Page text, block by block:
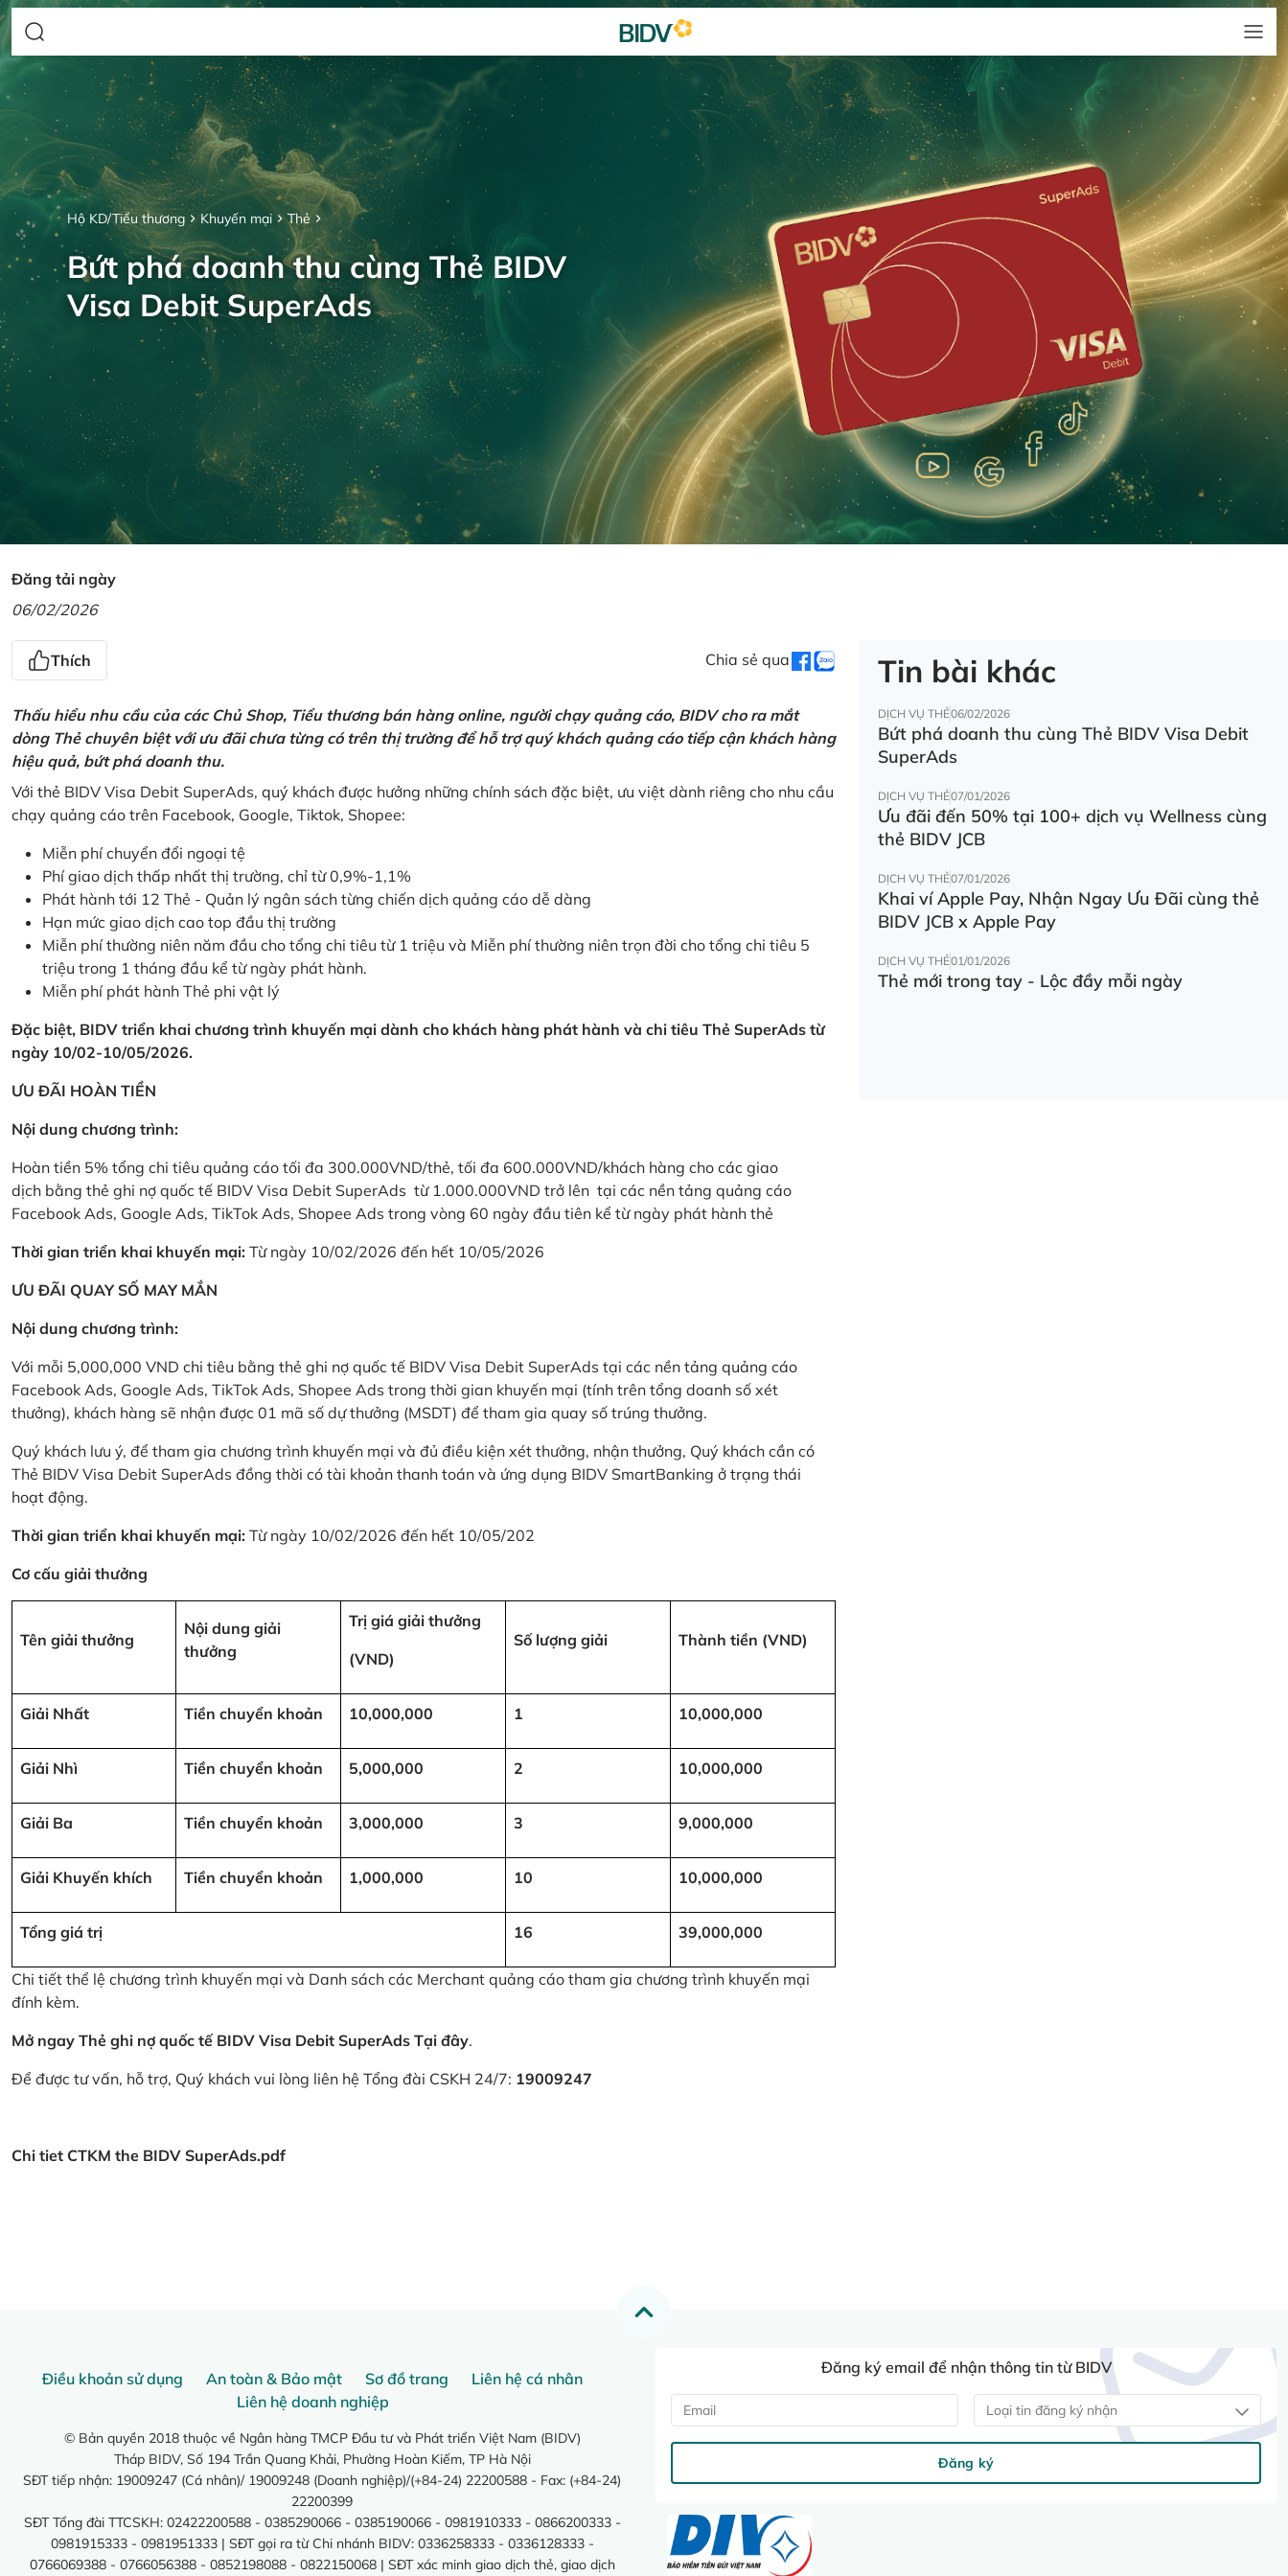
Hộ KD/Tiểu thương Khuyến mại Thẻ
Bứt phá doanh thu cùng Thẻ BIDV
Visa Debit SuperAds
Đăng tải ngày
06/02/2026
Thích Chia sẻ qua
Thấu hiểu nhu cầu của các Chủ Shop, Tiểu thương bán hàng online, người chạy quảng cáo, BIDV cho ra mắt
dòng Thẻ chuyên biệt với ưu đãi chưa từng có trên thị trường để hỗ trợ quý khách quảng cáo tiếp cận khách hàng
hiệu quả, bứt phá doanh thu.
Với thẻ BIDV Visa Debit SuperAds, quý khách được hưởng những chính sách đặc biệt, ưu việt dành riêng cho nhu cầu
chạy quảng cáo trên Facebook, Google, Tiktok, Shopee:
Miễn phí chuyển đổi ngoại tệ
Phí giao dịch thấp nhất thị trường, chỉ từ 0,9%-1,1%
Phát hành tới 12 Thẻ - Quản lý ngân sách từng chiến dịch quảng cáo dễ dàng
Hạn mức giao dịch cao top đầu thị trường
Miễn phí thường niên năm đầu cho tổng chi tiêu từ 1 triệu và Miễn phí thường niên trọn đời cho tổng chi tiêu 5
triệu trong 1 tháng đầu kể từ ngày phát hành.
Miễn phí phát hành Thẻ phi vật lý
Đặc biệt, BIDV triển khai chương trình khuyến mại dành cho khách hàng phát hành và chi tiêu Thẻ SuperAds từ
ngày 10/02-10/05/2026.
ƯU ĐÃI HOÀN TIỀN
Nội dung chương trình:
Hoàn tiền 5% tổng chi tiêu quảng cáo tối đa 300.000VND/thẻ, tối đa 600.000VND/khách hàng cho các giao
dịch bằng thẻ ghi nợ quốc tế BIDV Visa Debit SuperAds từ 1.000.000VND trở lên tại các nền tảng quảng cáo
Facebook Ads, Google Ads, TikTok Ads, Shopee Ads trong vòng 60 ngày đầu tiên kể từ ngày phát hành thẻ
Thời gian triển khai khuyến mại: Từ ngày 10/02/2026 đến hết 10/05/2026
ƯU ĐÃI QUAY SỐ MAY MẮN
Nội dung chương trình:
Với mỗi 5,000,000 VND chi tiêu bằng thẻ ghi nợ quốc tế BIDV Visa Debit SuperAds tại các nền tảng quảng cáo
Facebook Ads, Google Ads, TikTok Ads, Shopee Ads trong thời gian khuyến mại (tính trên tổng doanh số xét
thưởng), khách hàng sẽ nhận được 01 mã số dự thưởng (MSDT) để tham gia quay số trúng thưởng.
Quý khách lưu ý, để tham gia chương trình khuyến mại và đủ điều kiện xét thưởng, nhận thưởng, Quý khách cần có
Thẻ BIDV Visa Debit SuperAds đồng thời có tài khoản thanh toán và ứng dụng BIDV SmartBanking ở trạng thái
hoạt động.
Thời gian triển khai khuyến mại: Từ ngày 10/02/2026 đến hết 10/05/202
Cơ cấu giải thưởng
Tên giải thưởng
Nội dung giải
thưởng
Trị giá giải thưởng
(VND)
Số lượng giải Thành tiền (VND)
Giải Nhất Tiền chuyển khoản 10,000,000 1 10,000,000
Giải Nhì Tiền chuyển khoản 5,000,000 2 10,000,000
Giải Ba Tiền chuyển khoản 3,000,000 3 9,000,000
Giải Khuyến khích Tiền chuyển khoản 1,000,000 10 10,000,000
Tổng giá trị 16 39,000,000
Chi tiết thể lệ chương trình khuyến mại và Danh sách các Merchant quảng cáo tham gia chương trình khuyến mại
đính kèm.
Mở ngay Thẻ ghi nợ quốc tế BIDV Visa Debit SuperAds Tại đây.
Để được tư vấn, hỗ trợ, Quý khách vui lòng liên hệ Tổng đài CSKH 24/7: 19009247
Chi tiet CTKM the BIDV SuperAds.pdf
Tin bài khác
DỊCH VỤ THẺ06/02/2026
Bứt phá doanh thu cùng Thẻ BIDV Visa Debit
SuperAds
DỊCH VỤ THẺ07/01/2026
Ưu đãi đến 50% tại 100+ dịch vụ Wellness cùng
thẻ BIDV JCB
DỊCH VỤ THẺ07/01/2026
Khai ví Apple Pay, Nhận Ngay Ưu Đãi cùng thẻ
BIDV JCB x Apple Pay
DỊCH VỤ THẺ01/01/2026
Thẻ mới trong tay - Lộc đầy mỗi ngày
Điều khoản sử dụng An toàn & Bảo mật Sơ đồ trang
Liên hệ cá nhân
Liên hệ doanh nghiệp
© Bản quyền 2018 thuộc về Ngân hàng TMCP Đầu tư và Phát triển Việt Nam (BIDV)
Tháp BIDV, Số 194 Trần Quang Khải, Phường Hoàn Kiếm, TP Hà Nội
SĐT tiếp nhận: 19009247 (Cá nhân)/ 19009248 (Doanh nghiệp)/(+84-24) 22200588 - Fax: (+84-24)
22200399
SĐT Tổng đài TTCSKH: 02422200588 - 0385290066 - 0385190066 - 0981910333 - 0866200333 -
0981915333 - 0981951333 | SĐT gọi ra từ Chi nhánh BIDV: 0336258333 - 0336128333 -
0766069388 - 0766056388 - 0852198088 - 0822150068 | SĐT xác minh giao dịch thẻ, giao dịch
Đăng ký email để nhận thông tin từ BIDV
Loại tin đăng ký nhận
Đăng ký